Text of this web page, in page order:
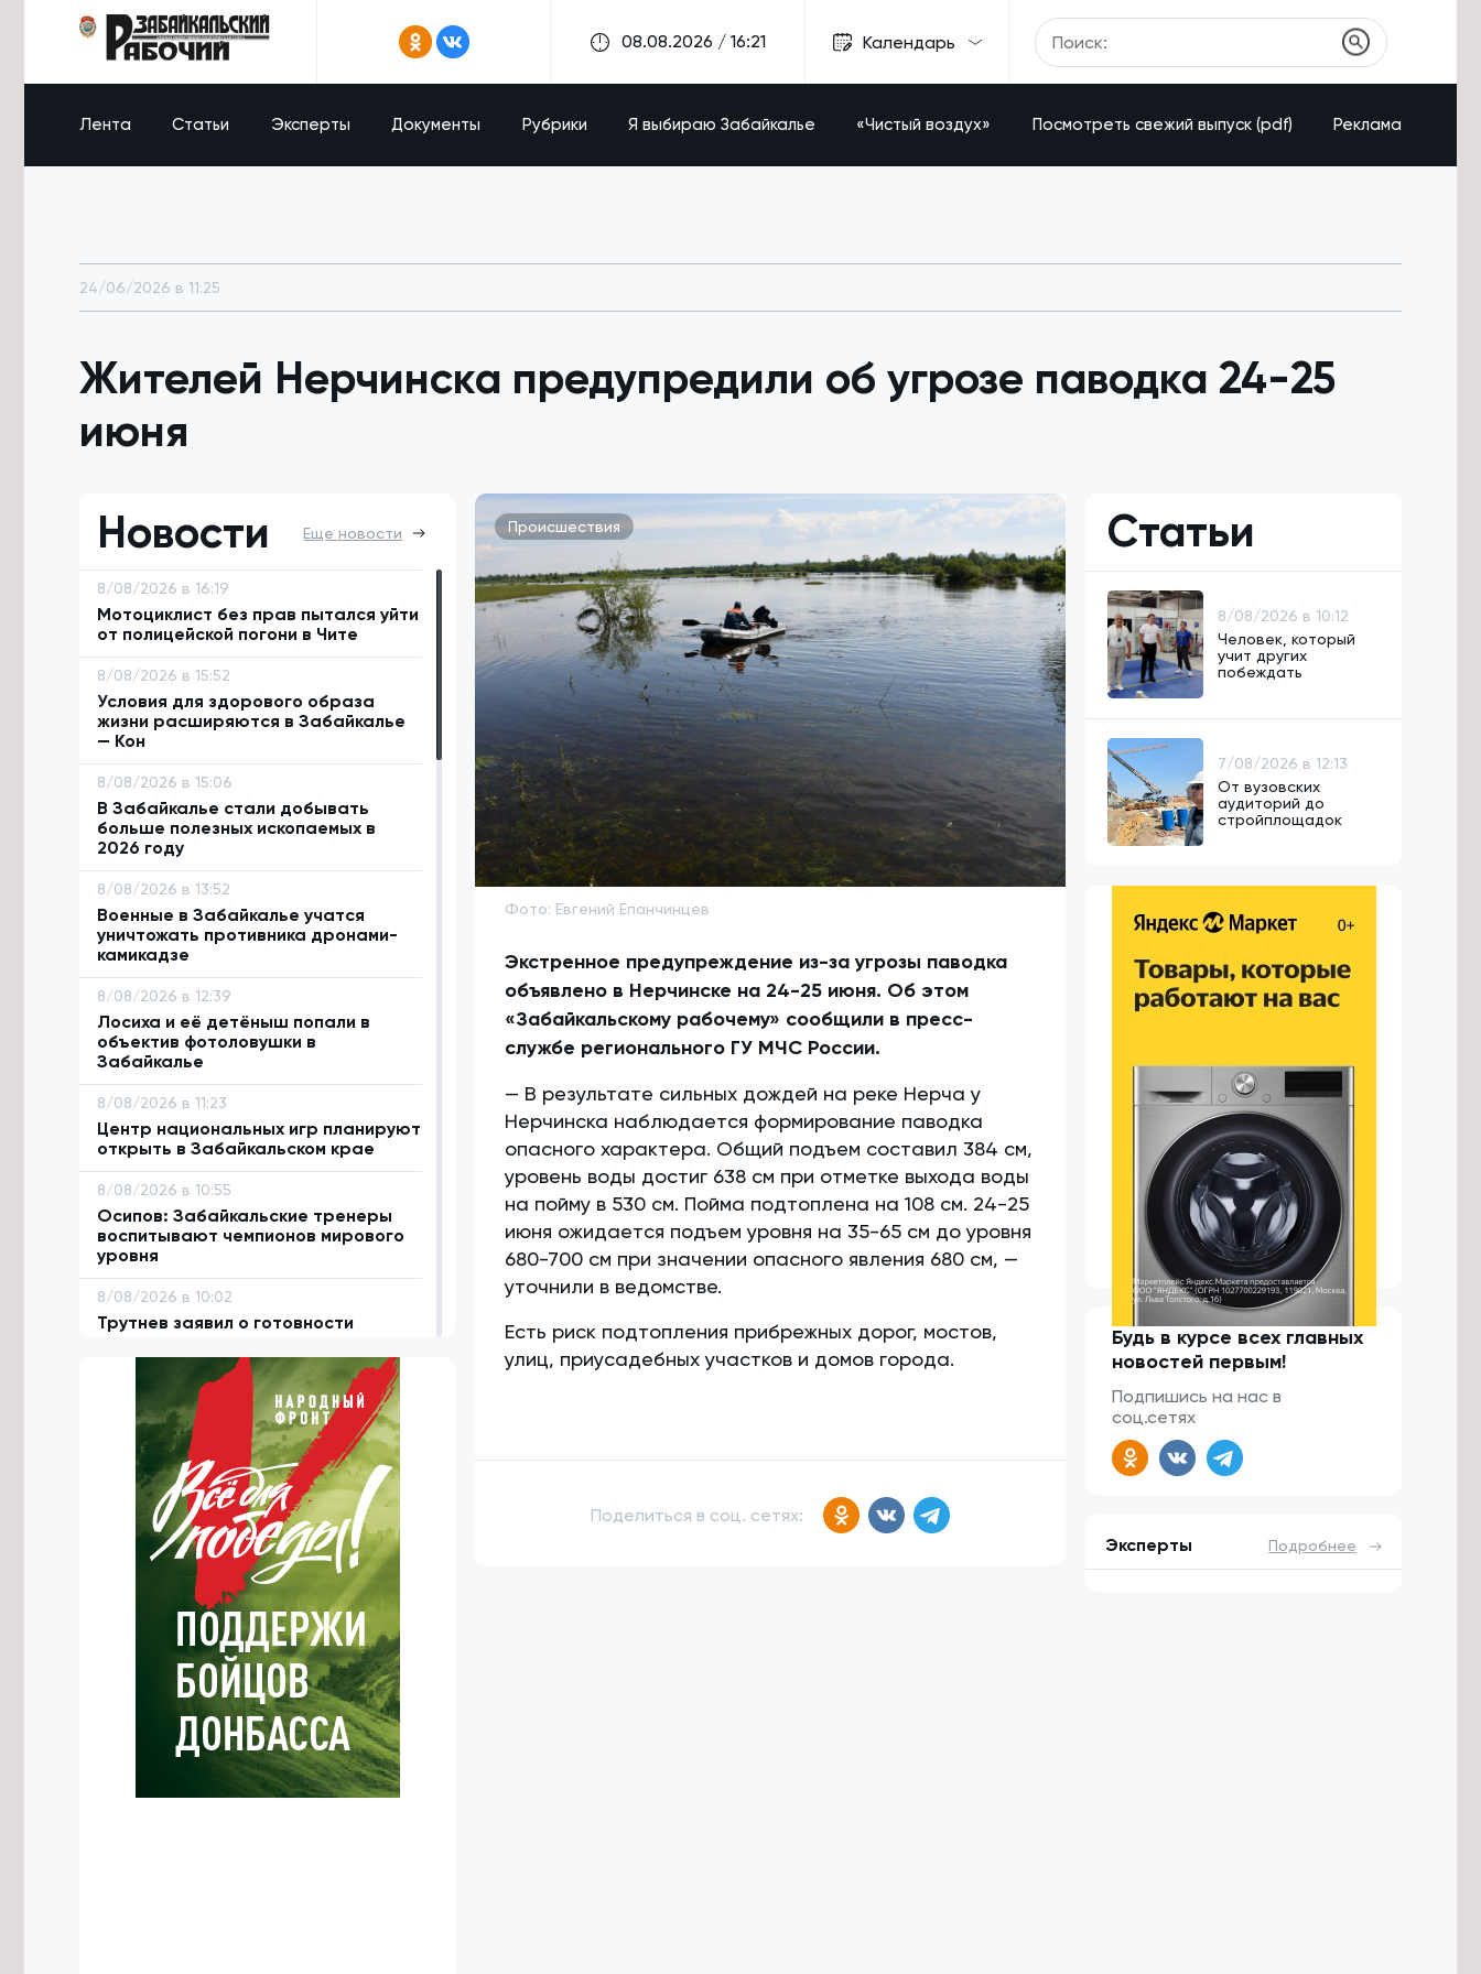
08.08.2026 / 16:21 Календарь
Лента Статьи Эксперты Документы Рубрики Я выбираю Забайкалье «Чистый воздух» Посмотреть свежий выпуск (pdf) Реклама
24/06/2026 в 11:25
Жителей Нерчинска предупредили об угрозе паводка 24-25
июня
Новости
Еще новости
8/08/2026 в 16:19
Мотоциклист без прав пытался уйти
от полицейской погони в Чите
8/08/2026 в 15:52
Условия для здорового образа
жизни расширяются в Забайкалье
— Кон
8/08/2026 в 15:06
В Забайкалье стали добывать
больше полезных ископаемых в
2026 году
8/08/2026 в 13:52
Военные в Забайкалье учатся
уничтожать противника дронами-
камикадзе
8/08/2026 в 12:39
Лосиха и её детёныш попали в
объектив фотоловушки в
Забайкалье
8/08/2026 в 11:23
Центр национальных игр планируют
открыть в Забайкальском крае
8/08/2026 в 10:55
Осипов: Забайкальские тренеры
воспитывают чемпионов мирового
уровня
8/08/2026 в 10:02
Трутнев заявил о готовности
СВО ответственные направления
8/08/2026 в 09:05
Археологи обнаружили в
Забайкалье костяную иглу
возрастом около 30 тысяч лет
7/08/2026 в 22:46
Забайкальский строительно-
промышленный форум пройдет 8
7/08/2026 в 21:18
Осипов поблагодарил Президента
РФ и полпреда ДФО за поддержку
Забайкалья
7/08/2026 в 20:13
Забайкалье покажут в программе
«Неизвестные маршруты России»
на федеральном телеканале
Происшествия
Фото: Евгений Епанчинцев
Экстренное предупреждение из-за угрозы паводка
объявлено в Нерчинске на 24-25 июня. Об этом
«Забайкальскому рабочему» сообщили в пресс-
службе регионального ГУ МЧС России.
— В результате сильных дождей на реке Нерча у
Нерчинска наблюдается формирование паводка
опасного характера. Общий подъем составил 384 см,
уровень воды достиг 638 см при отметке выхода воды
на пойму в 530 см. Пойма подтоплена на 108 см. 24-25
июня ожидается подъем уровня на 35-65 см до уровня
680-700 см при значении опасного явления 680 см, —
уточнили в ведомстве.
Есть риск подтопления прибрежных дорог, мостов,
улиц, приусадебных участков и домов города.
Поделиться в соц. сетях:
Статьи
8/08/2026 в 10:12
Человек, который
учит других
побеждать
7/08/2026 в 12:13
От вузовских
аудиторий до
стройплощадок
Будь в курсе всех главных
новостей первым!
Подпишись на нас в
соц.сетях
Эксперты Подробнее